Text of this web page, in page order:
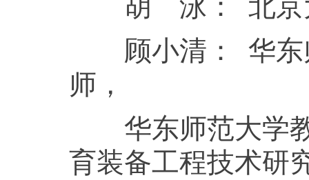
顾小清： 华东
师，
华东师范大学教
育装备工程技术研